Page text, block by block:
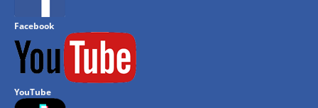
Facebook
YouTube